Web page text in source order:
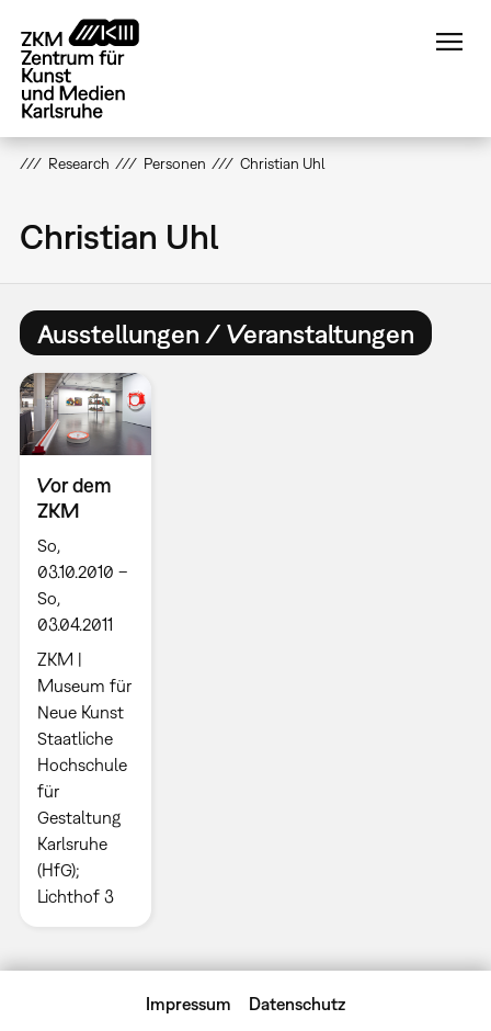
zum
Inhalt
Research Personen Christian Uhl
Christian Uhl
Ausstellungen / Veranstaltungen
Vor dem
ZKM
So,
03.10.2010 –
So,
03.04.2011
ZKM |
Museum für
Neue Kunst
Staatliche
Hochschule
für
Gestaltung
Karlsruhe
(HfG);
Lichthof 3
Impressum Datenschutz